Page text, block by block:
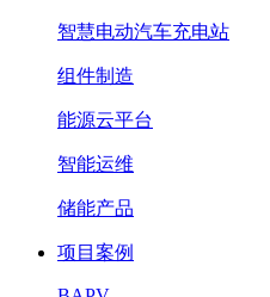
智慧电动汽车充电站
组件制造
能源云平台
智能运维
储能产品
项目案例